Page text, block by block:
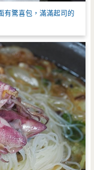
有驚喜包，滿滿起司的